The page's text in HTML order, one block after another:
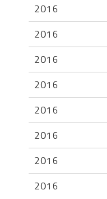
2016
2016
2016
2016
2016
2016
2016
2016